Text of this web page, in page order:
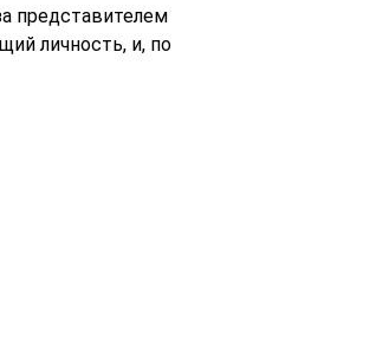
представителем
личность, и, по